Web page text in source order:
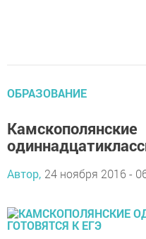
ОБРАЗОВАНИЕ
Камскополянские
Автор, 24 ноября 2016 -